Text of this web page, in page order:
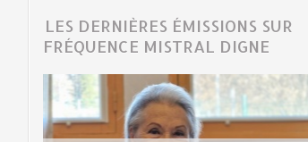
LES DERNIÈRES ÉMISSIONS SUR
FRÉQUENCE MISTRAL DIGNE